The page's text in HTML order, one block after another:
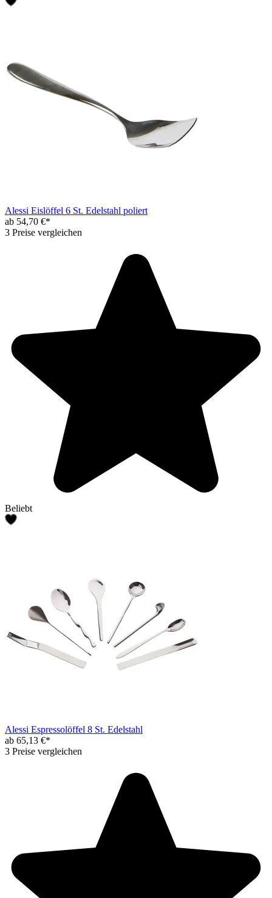
Alessi Eislöffel 6 St. Edelstahl poliert
ab 54,70 €*
3 Preise vergleichen
Beliebt
Alessi Espressolöffel 8 St. Edelstahl
ab 65,13 €*
3 Preise vergleichen